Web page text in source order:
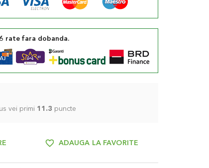
rate fara dobanda.
vei primi 11.3 puncte
ADAUGA LA FAVORITE